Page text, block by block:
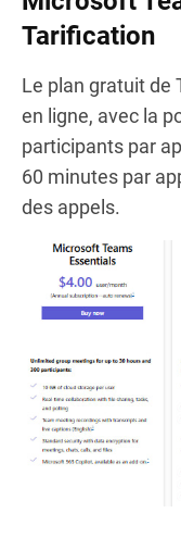
Tarification
Le plan gratuit de
en ligne, avec la
participants par
60 minutes par
des appels.